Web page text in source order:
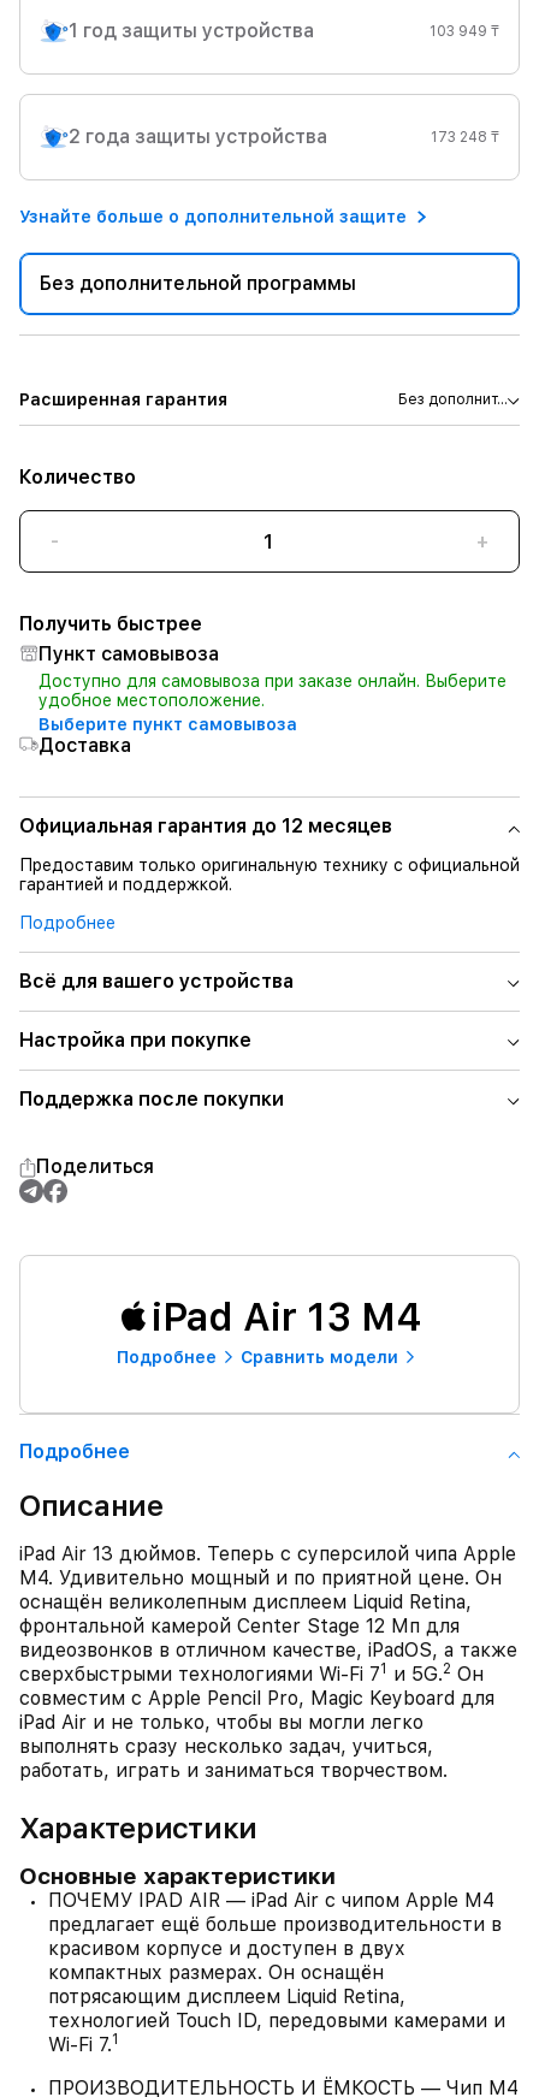
1 год защиты устройства 103 949 ₸
2 года защиты устройства 173 248 ₸
Узнайте больше о дополнительной защите
Без дополнительной программы
Расширенная гарантия Без дополнит...
Количество
- +
Получить быстрее
Пункт самовывоза
Доступно для самовывоза при заказе онлайн. Выберите
удобное местоположение.
Выберите пункт самовывоза
Доставка
Официальная гарантия до 12 месяцев
Предоставим только оригинальную технику с официальной
гарантией и поддержкой.
Подробнее
Всё для вашего устройства
Настройка при покупке
Поддержка после покупки
Поделиться
iPad Air 13 M4
Подробнее Сравнить модели
Подробнее
Описание
iPad Air 13 дюймов. Теперь с суперсилой чипа Apple
M4. Удивительно мощный и по приятной цене. Он
оснащён великолепным дисплеем Liquid Retina,
фронтальной камерой Center Stage 12 Мп для
видеозвонков в отличном качестве, iPadOS, а также
сверхбыстрыми технологиями Wi‑Fi 71 и 5G.2 Он
совместим с Apple Pencil Pro, Magic Keyboard для
iPad Air и не только, чтобы вы могли легко
выполнять сразу несколько задач, учиться,
работать, играть и заниматься творчеством.
Характеристики
Основные характеристики
ПОЧЕМУ IPAD AIR — iPad Air с чипом Apple M4
предлагает ещё больше производительности в
красивом корпусе и доступен в двух
компактных размерах. Он оснащён
потрясающим дисплеем Liquid Retina,
технологией Touch ID, передовыми камерами и
Wi-Fi 7.1
ПРОИЗВОДИТЕЛЬНОСТЬ И ЁМКОСТЬ — Чип M4